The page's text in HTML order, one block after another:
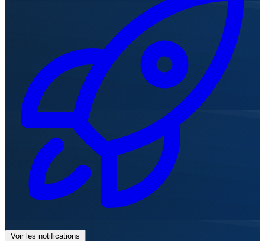
Voir les notifications